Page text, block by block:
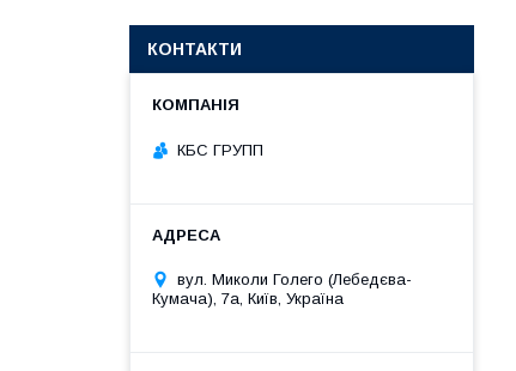
КОНТАКТИ
КБС ГРУПП
вул. Миколи Голего (Лебедєва-
Кумача), 7а, Київ, Україна